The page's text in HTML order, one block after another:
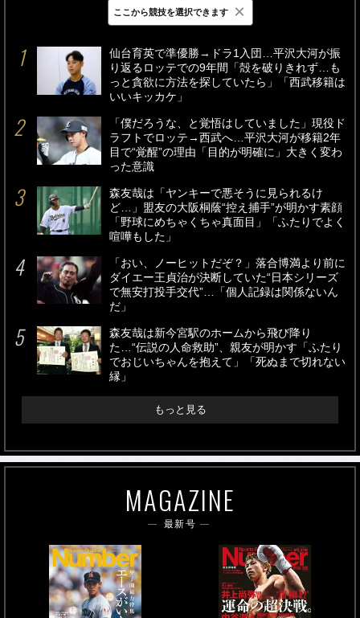
最新 24時間 週間
仙台育英で準優勝→ドラ1入団…平沢大河が振
り返るロッテでの9年間「殻を破りきれず…も
っと貪欲に方法を探していたら」「西武移籍は
いいキッカケ」
「僕だろうな、と覚悟はしていました」現役ド
ラフトでロッテ→西武へ…平沢大河が移籍2年
目で“覚醒”の理由「目的が明確に」大きく変わ
った意識
森友哉は「ヤンキーで悪そうに見られるけ
ど…」盟友の大阪桐蔭“控え捕手”が明かす素顔
「野球にめちゃくちゃ真面目」「ふたりでよく
喧嘩もした」
「おい、ノーヒットだぞ？」落合博満より前に
ダイエー王貞治が決断していた“日本シリーズ
で無安打投手交代”…「個人記録は関係ないん
だ」
森友哉は新今宮駅のホームから飛び降り
た…“伝説の人命救助”、親友が明かす「ふたり
でおじいちゃんを抱えて」「死ぬまで切れない
縁」
もっと見る
MAGAZINE
最新号
ここから競技を選択できます ×